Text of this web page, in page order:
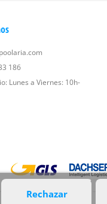
186
Lunes a Viernes: 10h-
Rechazar